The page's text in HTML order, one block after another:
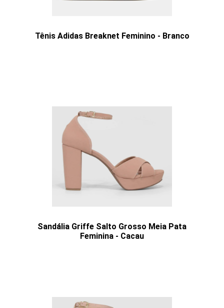
Tênis Adidas Breaknet Feminino - Branco
Sandália Griffe Salto Grosso Meia Pata
Feminina - Cacau